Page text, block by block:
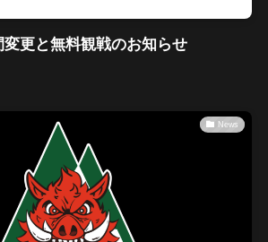
変更と無料観戦のお知らせ
News